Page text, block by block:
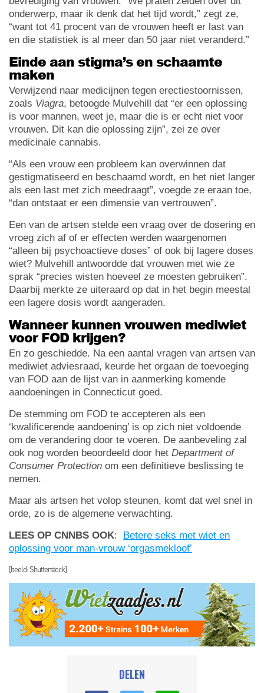
onderwerp, maar ik denk dat het tijd wordt,” zegt ze,
“want tot 41 procent van de vrouwen heeft er last van
en die statistiek is al meer dan 50 jaar niet veranderd.”
Einde aan stigma’s en schaamte
maken
Verwijzend naar medicijnen tegen erectiestoornissen,
zoals Viagra, betoogde Mulvehill dat “er een oplossing
is voor mannen, weet je, maar die is er echt niet voor
vrouwen. Dit kan die oplossing zijn”, zei ze over
medicinale cannabis.
“Als een vrouw een probleem kan overwinnen dat
gestigmatiseerd en beschaamd wordt, en het niet langer
als een last met zich meedraagt”, voegde ze eraan toe,
“dan ontstaat er een dimensie van vertrouwen”.
Een van de artsen stelde een vraag over de dosering en
vroeg zich af of er effecten werden waargenomen
“alleen bij psychoactieve doses” of ook bij lagere doses
wiet? Mulvehill antwoordde dat vrouwen met wie ze
sprak “precies wisten hoeveel ze moesten gebruiken”.
Daarbij merkte ze uiteraard op dat in het begin meestal
een lagere dosis wordt aangeraden.
Wanneer kunnen vrouwen mediwiet
voor FOD krijgen?
En zo geschiedde. Na een aantal vragen van artsen van
mediwiet adviesraad, keurde het orgaan de toevoeging
van FOD aan de lijst van in aanmerking komende
aandoeningen in Connecticut goed.
De stemming om FOD te accepteren als een
‘kwalificerende aandoening’ is op zich niet voldoende
om de verandering door te voeren. De aanbeveling zal
ook nog worden beoordeeld door het Department of
Consumer Protection om een definitieve beslissing te
nemen.
Maar als artsen het volop steunen, komt dat wel snel in
orde, zo is de algemene verwachting.
LEES OP CNNBS OOK: Betere seks met wiet en
oplossing voor man-vrouw ‘orgasmekloof’
[beeld: Shutterstock]
DELEN